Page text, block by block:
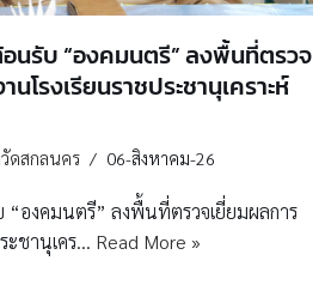
นรับ “องคมนตรี” ลงพื้นที่ตรวจ
โรงเรียนราชประชานุเคราะห์
ดสกลนคร 06-สิงหาคม-26
“องคมนตรี” ลงพื้นที่ตรวจเยี่ยมผลการ
ะชานุเคร… Read More »